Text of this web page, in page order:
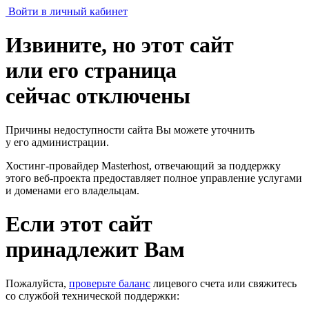
Войти в личный кабинет
Извините, но этот сайт
или его страница
сейчас отключены
Причины недоступности сайта Вы можете уточнить
у его администрации.
Хостинг-провайдер Masterhost, отвечающий за поддержку
этого веб-проекта предоставляет полное управление услугами
и доменами его владельцам.
Если этот сайт
принадлежит Вам
Пожалуйста, проверьте баланс лицевого счета или свяжитесь
со службой технической поддержки: